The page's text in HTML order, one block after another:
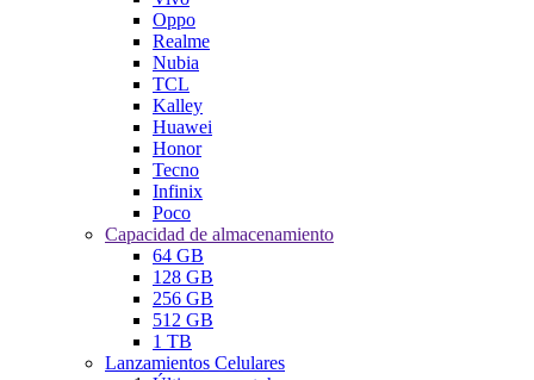
Oppo
Realme
Nubia
TCL
Kalley
Huawei
Honor
Tecno
Infinix
Poco
Capacidad de almacenamiento
64 GB
128 GB
256 GB
512 GB
1 TB
Lanzamientos Celulares